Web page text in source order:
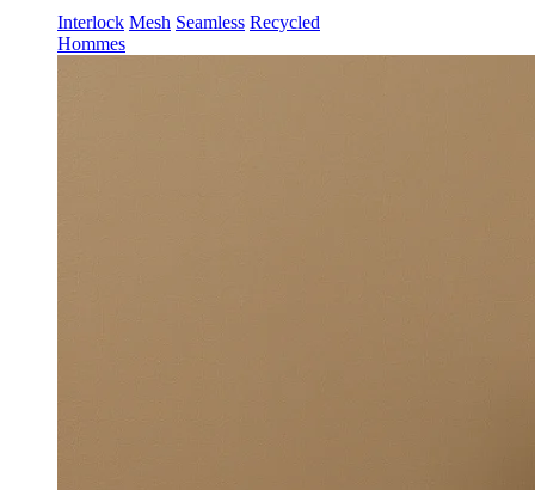
Interlock Mesh Seamless Recycled
Hommes